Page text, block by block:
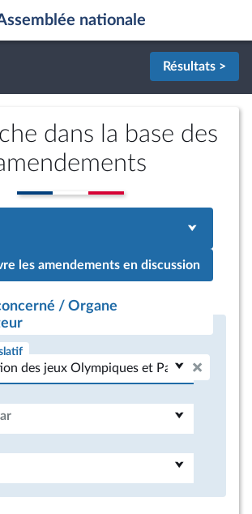
nationale
Résultats >
dans la base des
les amendements en discussion
/ Organe